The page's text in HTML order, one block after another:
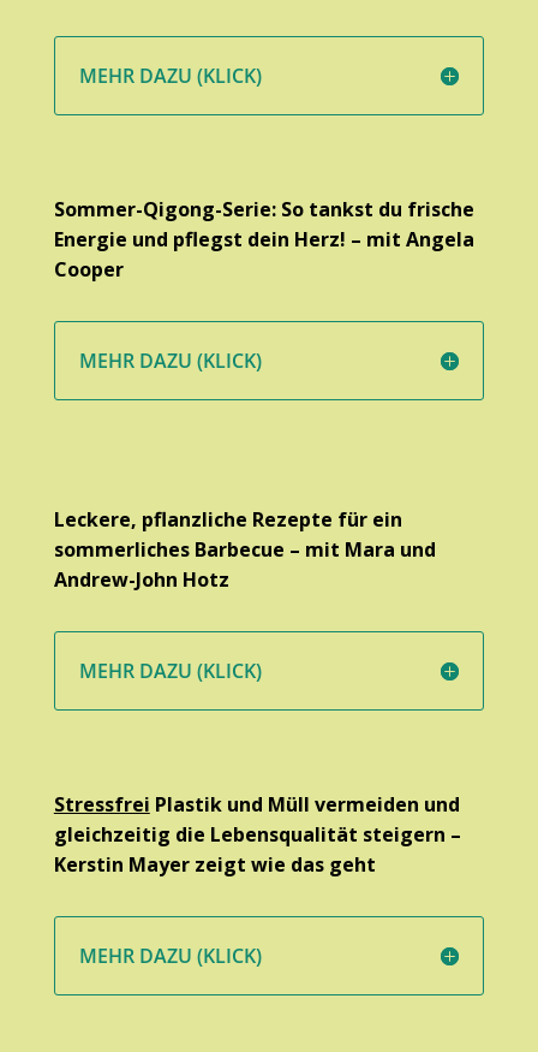
MEHR DAZU (KLICK)
Sommer-Qigong-Serie: So tankst du frische
Energie und pflegst dein Herz! – mit Angela
Cooper
MEHR DAZU (KLICK)
Leckere, pflanzliche Rezepte für ein
sommerliches Barbecue – mit Mara und
Andrew-John Hotz
MEHR DAZU (KLICK)
Stressfrei Plastik und Müll vermeiden und
gleichzeitig die Lebensqualität steigern –
Kerstin Mayer zeigt wie das geht
MEHR DAZU (KLICK)